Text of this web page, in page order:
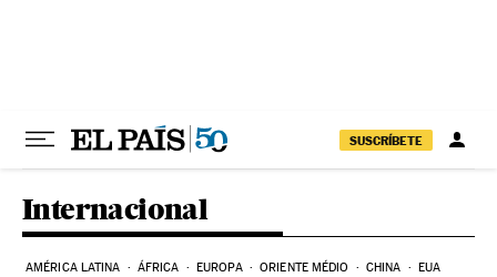
SUSCRÍBETE
Internacional
AMÉRICA LATINA ÁFRICA EUROPA ORIENTE MÉDIO CHINA EUA